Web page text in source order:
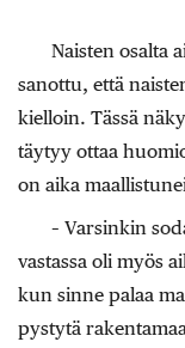
Naisten osalta
sanottu, että
kielloin. Tässä
täytyy ottaa
on aika
– Varsinkin
vastassa oli myös
kun sinne palaa
pystytä